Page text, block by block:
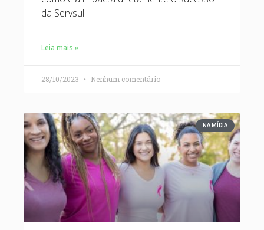
da Servsul.
Leia mais »
28/10/2023 Nenhum comentário
NA MÍDIA